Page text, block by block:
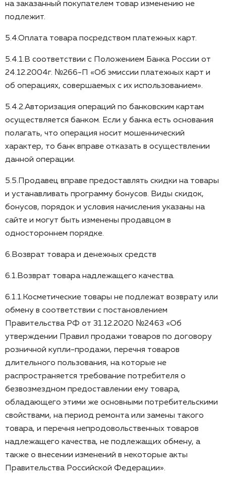
на заказанный покупателем товар изменению не
подлежит.
5.4.Оплата товара посредством платежных карт.
5.4.1.В соответствии с Положением Банка России от
24.12.2004г. №266-П «Об эмиссии платежных карт и
об операциях, совершаемых с их использованием».
5.4.2.Авторизация операций по банковским картам
осуществляется банком. Если у банка есть основания
полагать, что операция носит мошеннический
характер, то банк вправе отказать в осуществлении
данной операции.
5.5.Продавец вправе предоставлять скидки на товары
и устанавливать программу бонусов. Виды скидок,
бонусов, порядок и условия начисления указаны на
сайте и могут быть изменены продавцом в
одностороннем порядке.
6.Возврат товара и денежных средств
6.1.Возврат товара надлежащего качества.
6.1.1.Косметические товары не подлежат возврату или
обмену в соответствии с постановлением
Правительства РФ от 31.12.2020 №2463 «Об
утверждении Правил продажи товаров по договору
розничной купли-продажи, перечня товаров
длительного пользования, на которые не
распространяется требование потребителя о
безвозмездном предоставлении ему товара,
обладающего этими же основными потребительскими
свойствами, на период ремонта или замены такого
товара, и перечня непродовольственных товаров
надлежащего качества, не подлежащих обмену, а
также о внесении изменений в некоторые акты
Правительства Российской Федерации».